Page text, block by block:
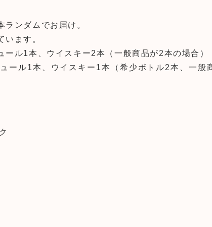
ランダムでお届け。
います。
ル1本、ウイスキー2本（一般商品が2本の場合）
ール1本、ウイスキー1本（希少ボトル2本、一般